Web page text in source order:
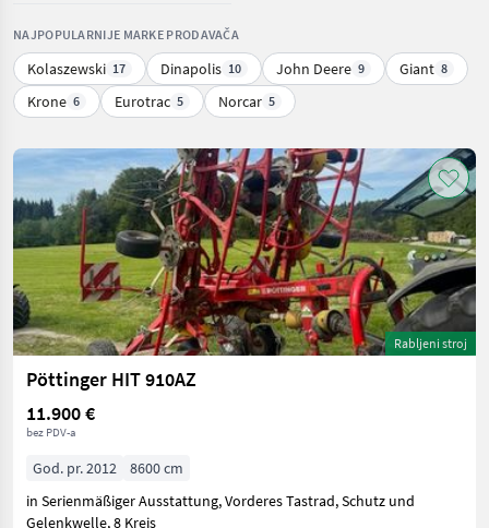
NAJPOPULARNIJE MARKE PRODAVAČA
Kolaszewski 17 Dinapolis 10 John Deere 9 Giant 8
Krone 6 Eurotrac 5 Norcar 5
Rabljeni stroj
Pöttinger HIT 910AZ
11.900 €
bez PDV-a
God. pr. 2012
8600 cm
in Serienmäßiger Ausstattung, Vorderes Tastrad, Schutz und
Gelenkwelle, 8 Kreis